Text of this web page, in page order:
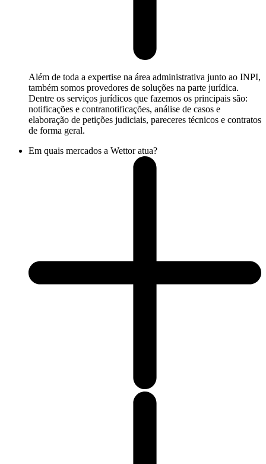
Além de toda a expertise na área administrativa junto ao INPI,
também somos provedores de soluções na parte jurídica.
Dentre os serviços jurídicos que fazemos os principais são:
notificações e contranotificações, análise de casos e
elaboração de petições judiciais, pareceres técnicos e contratos
de forma geral.
Em quais mercados a Wettor atua?